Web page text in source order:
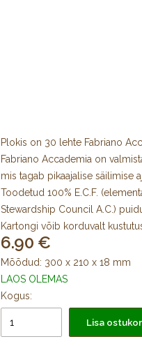
Plokis on 30 lehte Fabriano
Fabriano Accademia on
mis tagab pikaajalise säilimise
Toodetud 100% E.C.F.
Stewardship Council A.C.)
Kartongi võib korduvalt
pastelli, värvilise pliiatsi ja tindiga.
​Fabriano Accademia 200 g/m²
Helevalge kartongi üks külg
6.90
Mõõdud: 300 x 210 x 18 mm
LAOS OLEMAS
Kogus:
Lisa